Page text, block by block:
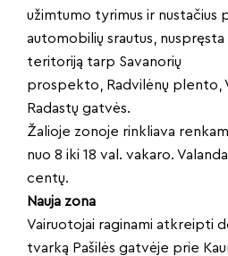
užimtumo tyrimus ir nustačius
automobilių srautus,
teritoriją tarp Savanorių
prospekto, Radvilėnų plento,
Radastų gatvės.
Žalioje zonoje rinkliava
nuo 8 iki 18 val. vakaro.
centų.
Nauja zona
Vairuotojai raginami atkreipti
tvarką Pašilės gatvėje prie